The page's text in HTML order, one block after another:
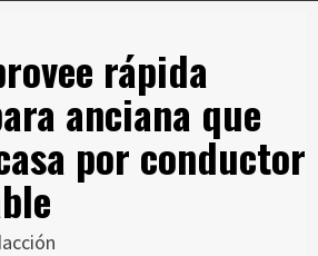
rápida
anciana que
por conductor